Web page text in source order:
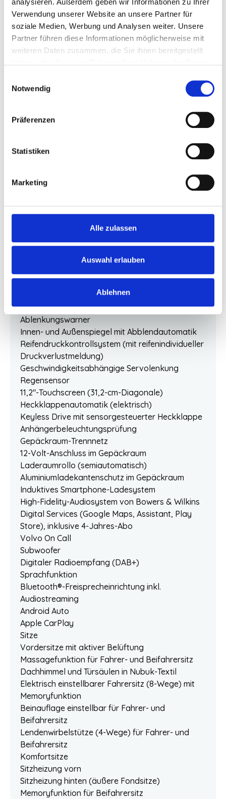
analysieren. Außerdem geben wir Informationen zu Ihrer
Verwendung unserer Website an unsere Partner für
soziale Medien, Werbung und Analysen weiter. Unsere
Partner führen diese Informationen möglicherweise mit
weiteren Daten zusammen, die Sie ihnen bereitgestellt
Notwendig
Präferenzen
Statistiken
Marketing
Alle zulassen
Auswahl erlauben
Ablehnen
Matrix-LED-Scheinwerfer
Panorama-Glasschiebedach mit Hebefunktion
21″-5-Multispeichen-Design
Diamantschnitt/Hochglanzschwarz alternativ mit
Zuzahlung 22″-7-Doppelspeichen-Design (nur bei
Fensterumrandung in Chrom
Cross Traffic Alert (CTA)
Parkkamera mit 360° Surround View
Heckaufprallabschwächung – Präventivschutz
Scheinwerferreinigungsanlage
Road Sign Information –
Verkehrszeichenerkennung
Außenspiegel elektrisch einklappbar
Advanced Driver Distraction Warning (ADDW) –
Ablenkungswarner
Innen- und Außenspiegel mit Abblendautomatik
Reifendruckkontrollsystem (mit reifenindividueller
Druckverlustmeldung)
Geschwindigkeitsabhängige Servolenkung
Regensensor
11,2″-Touchscreen (31,2-cm-Diagonale)
Heckklappenautomatik (elektrisch)
Keyless Drive mit sensorgesteuerter Heckklappe
Anhängerbeleuchtungsprüfung
Gepäckraum-Trennnetz
12-Volt-Anschluss im Gepäckraum
Laderaumrollo (semiautomatisch)
Aluminiumladekantenschutz im Gepäckraum
Induktives Smartphone-Ladesystem
High-Fidelity-Audiosystem von Bowers & Wilkins
Digital Services (Google Maps, Assistant, Play
Store), inklusive 4-Jahres-Abo
Volvo On Call
Subwoofer
Digitaler Radioempfang (DAB+)
Sprachfunktion
Bluetooth®-Freisprecheinrichtung inkl.
Audiostreaming
Android Auto
Apple CarPlay
Sitze
Vordersitze mit aktiver Belüftung
Massagefunktion für Fahrer- und Beifahrersitz
Dachhimmel und Türsäulen in Nubuk-Textil
Elektrisch einstellbarer Fahrersitz (8-Wege) mit
Memoryfunktion
Beinauflage einstellbar für Fahrer- und
Beifahrersitz
Lendenwirbelstütze (4-Wege) für Fahrer- und
Beifahrersitz
Komfortsitze
Sitzheizung vorn
Sitzheizung hinten (äußere Fondsitze)
Memoryfunktion für Beifahrersitz